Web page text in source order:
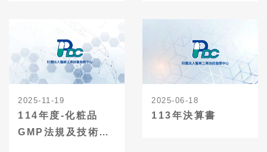
時監測技術輔導
2025-11-19
114年度-化粧品
GMP法規及技術性
2025-06-18
113年決算書